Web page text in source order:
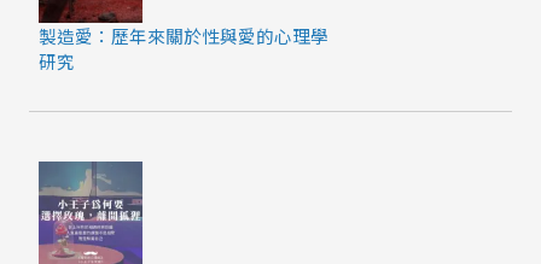
製造愛：歷年來關於性與愛的心理學
研究